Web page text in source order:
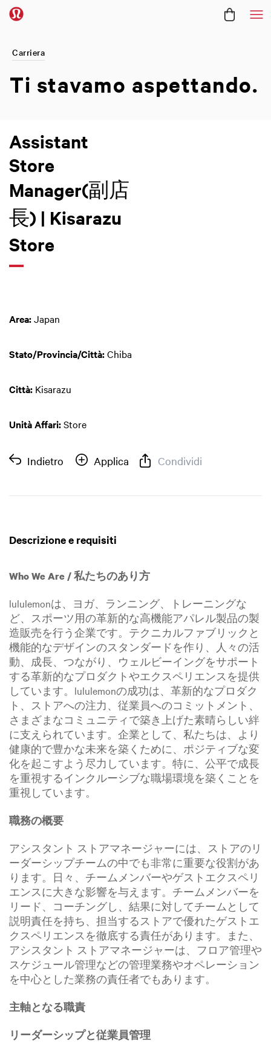
Carriera
Ti stavamo aspettando.
Assistant
Store
Manager(副店
長) | Kisarazu
Store
Area:Japan
Stato/Provincia/Città:Chiba
Città: Kisarazu
Unità Affari:Store
Indietro Applica Condividi
Descrizione e requisiti
Who We Are / 私たちのあり方
lululemonは、ヨガ、ランニング、トレーニングな
ど、スポーツ用の革新的な高機能アパレル製品の製
造販売を行う企業です。テクニカルファブリックと
機能的なデザインのスタンダードを作り、人々の活
動、成長、つながり、ウェルビーイングをサポート
する革新的なプロダクトやエクスペリエンスを提供
しています。lululemonの成功は、革新的なプロダク
ト、ストアへの注力、従業員へのコミットメント、
さまざまなコミュニティで築き上げた素晴らしい絆
に支えられています。企業として、私たちは、より
健康的で豊かな未来を築くために、ポジティブな変
化を起こすよう尽力しています。特に、公平で成長
を重視するインクルーシブな職場環境を築くことを
重視しています。
職務の概要
アシスタント ストアマネージャーには、ストアのリ
ーダーシップチームの中でも非常に重要な役割があ
ります。日々、チームメンバーやゲストエクスペリ
エンスに大きな影響を与えます。チームメンバーを
リード、コーチングし、結果に対してチームとして
説明責任を持ち、担当するストアで優れたゲストエ
クスペリエンスを徹底する責任があります。また、
アシスタント ストアマネージャーは、フロア管理や
スケジュール管理などの管理業務やオペレーション
を中心とした業務の責任者でもあります。
主軸となる職責
リーダーシップと従業員管理